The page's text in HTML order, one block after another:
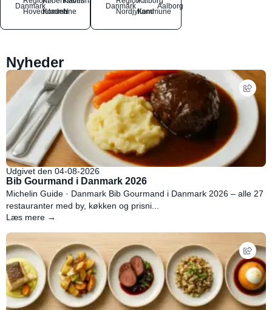
Danmark
Hovedstaden
Kommune
N
Danmark
NordjyllandKommune
Aalborg
Nyheder
Udgivet den 04-08-2026
Bib Gourmand i Danmark 2026
Michelin Guide · Danmark Bib Gourmand i Danmark 2026 – alle 27
restauranter med by, køkken og prisni...
Læs mere →